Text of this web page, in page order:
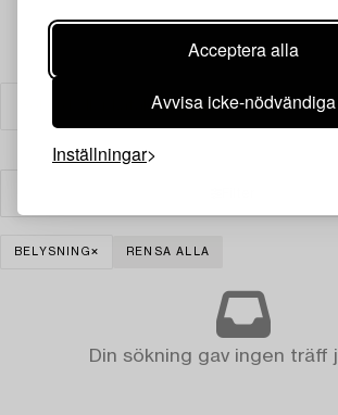
Acceptera alla
Avvisa icke-nödvändiga
Inställningar
BELYSNING RENSA ALLA
Din sökning gav ingen träff